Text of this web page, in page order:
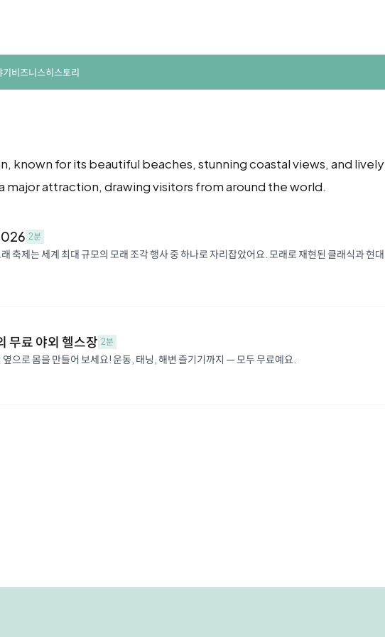
기비즈니스히스토리
known for its beautiful beaches, stunning coastal views, and lively
major attraction, drawing visitors from around the world.
2분
축제는 세계 최대 규모의 모래 조각 행사 중 하나로 자리잡았어요. 모래로 재현된 클래식과 현대
무료 야외 헬스장 2분
으로 몸을 만들어 보세요! 운동, 태닝, 해변 즐기기까지 — 모두 무료예요.